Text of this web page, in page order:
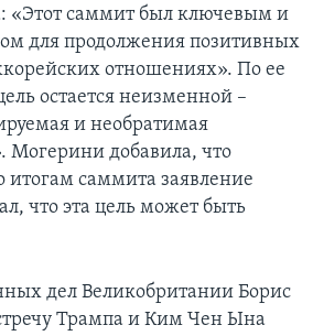
«Этот саммит был ключевым и
для продолжения позитивных
отношениях». По ее
остается неизменной –
и необратимая
Могерини добавила, что
итогам саммита заявление
что эта цель может быть
дел Великобритании Борис
Трампа и Ким Чен Ына